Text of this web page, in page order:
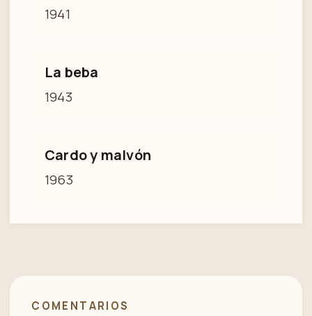
1941
La beba
1943
Cardo y malvón
1963
COMENTARIOS